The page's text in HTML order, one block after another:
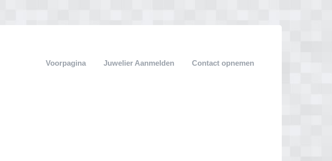
Voorpagina Juwelier Aanmelden Contact opnemen